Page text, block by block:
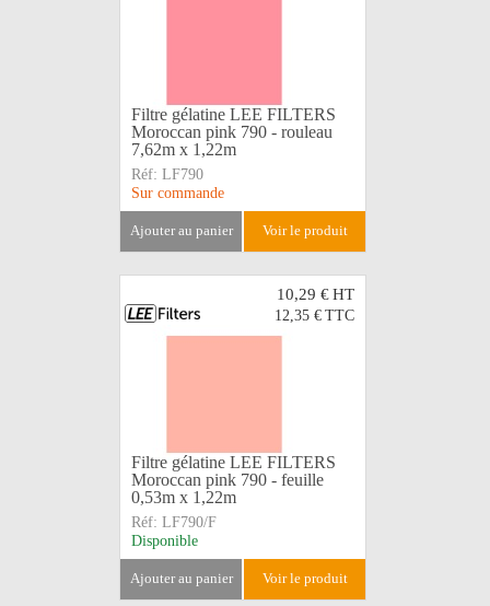
Filtre gélatine LEE FILTERS
Moroccan pink 790 - rouleau
7,62m x 1,22m
Réf: LF790
Sur commande
ajouter au panier voir le produit
10,29 €HT
12,35 € TTC
Filtre gélatine LEE FILTERS
Moroccan pink 790 - feuille
0,53m x 1,22m
Réf: LF790/F
Disponible
ajouter au panier voir le produit